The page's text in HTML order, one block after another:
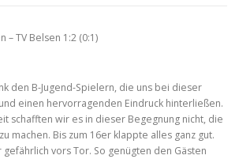
– TV Belsen 1:2 (0:1)
den B-Jugend-Spielern, die uns bei dieser
einen hervorragenden Eindruck hinterließen.
schafften wir es in dieser Begegnung nicht, die
machen. Bis zum 16er klappte alles ganz gut.
vors Tor. So genügten den Gästen